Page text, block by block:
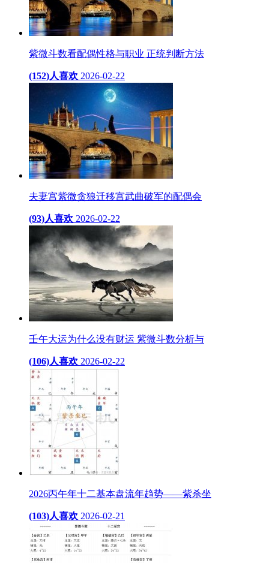
紫微斗数看配偶性格与职业 正统判断方法
(152)人喜欢 2026-02-22
夫妻宫紫微贪狼迁移宫武曲破军的配偶会
(93)人喜欢 2026-02-22
壬午大运为什么没有财运 紫微斗数分析与
(106)人喜欢 2026-02-22
2026丙午年十二基本盘流年趋势——紫杀坐
(103)人喜欢 2026-02-21